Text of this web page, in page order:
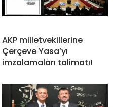
AKP milletvekillerine
Çerçeve Yasa’yı
imzalamaları talimatı!